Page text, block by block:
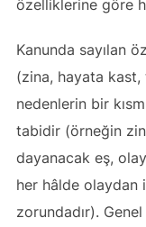
özelliklerine göre
Kanunda sayılan
(zina, hayata kast,
nedenlerin bir
tabidir (örneğin
dayanacak eş,
her hâlde olaydan
zorundadır).